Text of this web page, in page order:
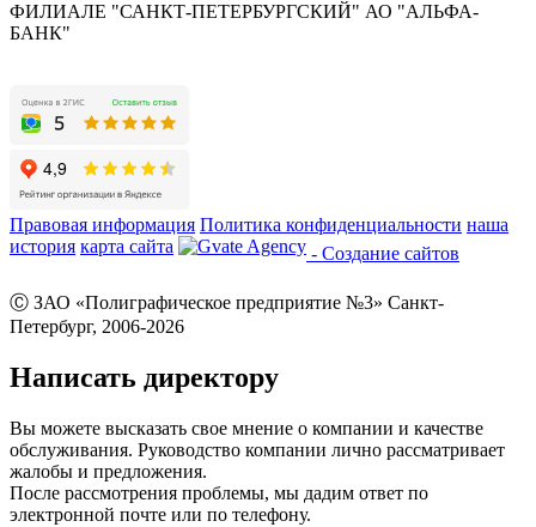
ФИЛИАЛЕ "САНКТ-ПЕТЕРБУРГСКИЙ" АО "АЛЬФА-
БАНК"
Правовая информация Политика конфиденциальности наша
история карта сайта - Создание сайтов
Ⓒ ЗАО «Полиграфическое предприятие №3» Санкт-
Петербург, 2006-2026
Написать директору
Вы можете высказать свое мнение о компании и качестве
обслуживания. Руководство компании лично рассматривает
жалобы и предложения.
После рассмотрения проблемы, мы дадим ответ по
электронной почте или по телефону.